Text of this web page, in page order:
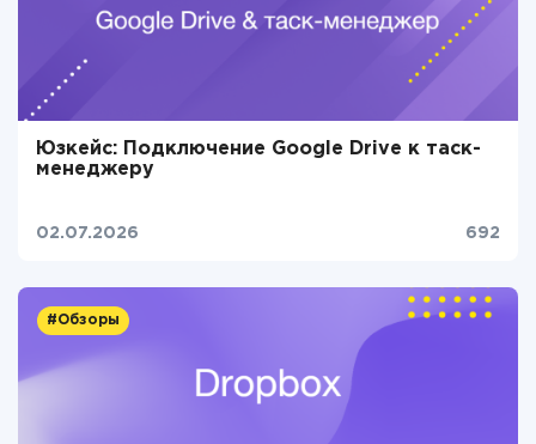
Юзкейс: Подключение Google Drive к таск-
менеджеру
02.07.2026 692
#Обзоры